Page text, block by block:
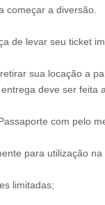
começar a diversão.
de levar seu ticket
sua locação a
deve ser feita
com pelo
para utilização
limitadas;